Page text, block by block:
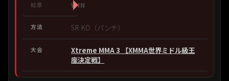
WIN
5R KO（パンチ）
Xtreme MMA 3 【XMMA世界ミドル級王
座決定戦】